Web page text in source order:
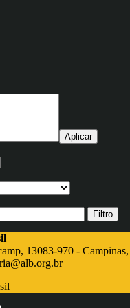
Filtro
13083-970 - Campinas,